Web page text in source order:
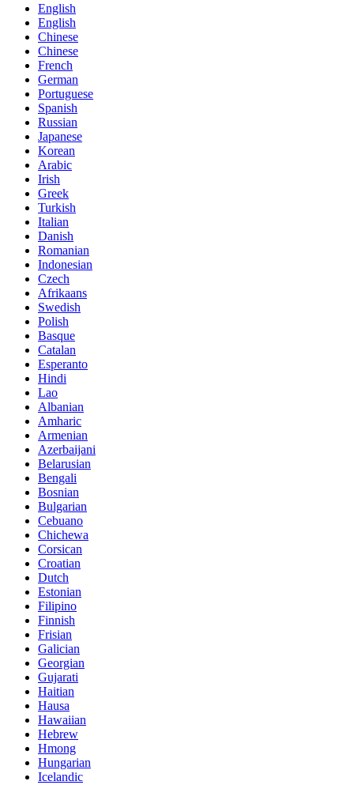
English
English
Chinese
Chinese
French
German
Portuguese
Spanish
Russian
Japanese
Korean
Arabic
Irish
Greek
Turkish
Italian
Danish
Romanian
Indonesian
Czech
Afrikaans
Swedish
Polish
Basque
Catalan
Esperanto
Hindi
Lao
Albanian
Amharic
Armenian
Azerbaijani
Belarusian
Bengali
Bosnian
Bulgarian
Cebuano
Chichewa
Corsican
Croatian
Dutch
Estonian
Filipino
Finnish
Frisian
Galician
Georgian
Gujarati
Haitian
Hausa
Hawaiian
Hebrew
Hmong
Hungarian
Icelandic